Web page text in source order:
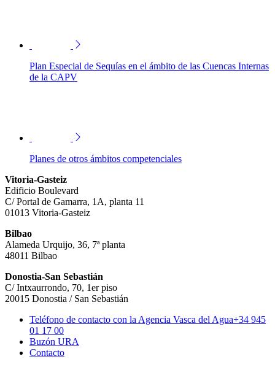
Plan Especial de Sequías en el ámbito de las Cuencas Internas
de la CAPV
Planes de otros ámbitos competenciales
Vitoria-Gasteiz
Edificio Boulevard
C/ Portal de Gamarra, 1A, planta 11
01013 Vitoria-Gasteiz
Bilbao
Alameda Urquijo, 36, 7ª planta
48011 Bilbao
Donostia-San Sebastián
C/ Intxaurrondo, 70, 1er piso
20015 Donostia / San Sebastián
Teléfono de contacto con la Agencia Vasca del Agua+34 945
01 17 00
Buzón URA
Contacto